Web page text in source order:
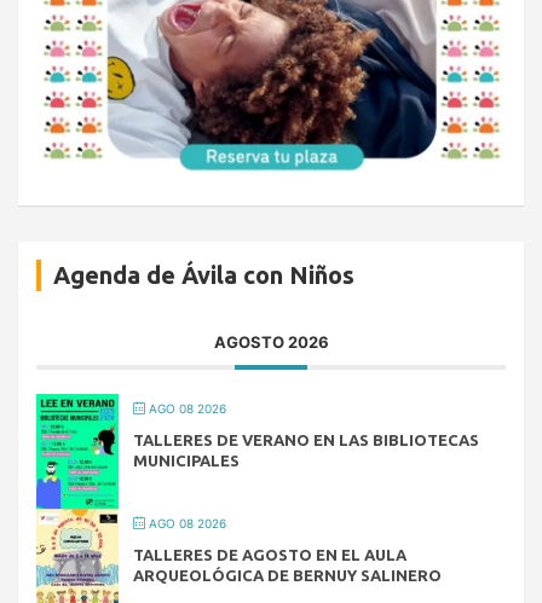
Agenda de Ávila con Niños
AGOSTO 2026
AGO 08 2026
TALLERES DE VERANO EN LAS BIBLIOTECAS
MUNICIPALES
AGO 08 2026
TALLERES DE AGOSTO EN EL AULA
ARQUEOLÓGICA DE BERNUY SALINERO